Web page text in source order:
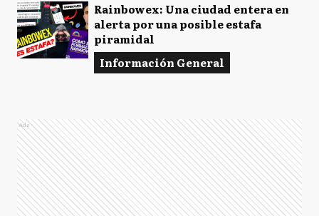
Rainbowex: Una ciudad entera en
alerta por una posible estafa
piramidal
Información General
Ads